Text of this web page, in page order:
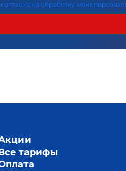
согласие на обработку моих
тарифы